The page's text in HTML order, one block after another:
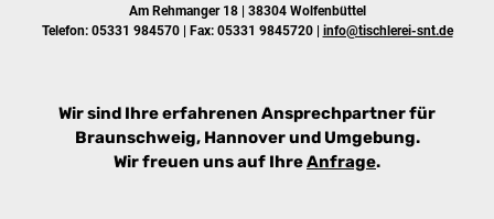
Am Rehmanger 18 | 38304 Wolfenbüttel
Telefon: 05331 984570| Fax: 05331 9845720 | info@tischlerei-snt.de
Wir sind Ihre erfahrenen Ansprechpartner für
Braunschweig, Hannover und Umgebung.
Wir freuen uns auf IhreAnfrage.